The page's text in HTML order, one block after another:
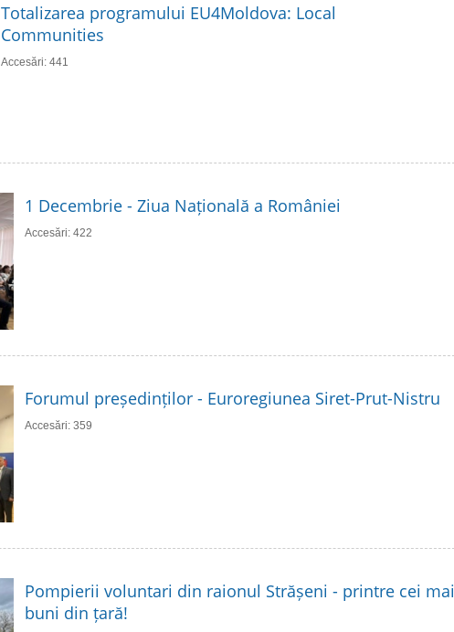
Totalizarea programului EU4Moldova: Local
Communities
Accesări: 441
1 Decembrie - Ziua Națională a României
Accesări: 422
Forumul președinților - Euroregiunea Siret-Prut-Nistru
Accesări: 359
Pompierii voluntari din raionul Strășeni - printre cei mai
buni din țară!